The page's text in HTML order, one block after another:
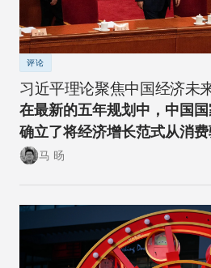
评论
习近平理论聚焦中国经济未
在最新的五年规划中，中国
确立了将经济增长范式从消
经济转型方向。
马 旸